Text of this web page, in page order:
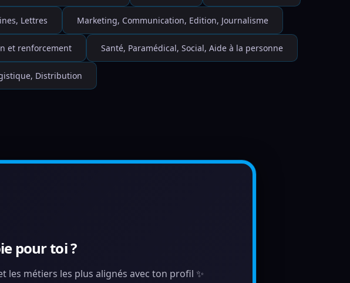
Lettres Marketing, Communication, Edition, Journalisme
et renforcement Santé, Paramédical, Social, Aide à la personne
Distribution
pour toi ?
les métiers les plus alignés avec ton profil ✨